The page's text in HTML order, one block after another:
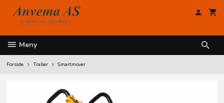
innholdet
Meny
Forside Traller Smartmover